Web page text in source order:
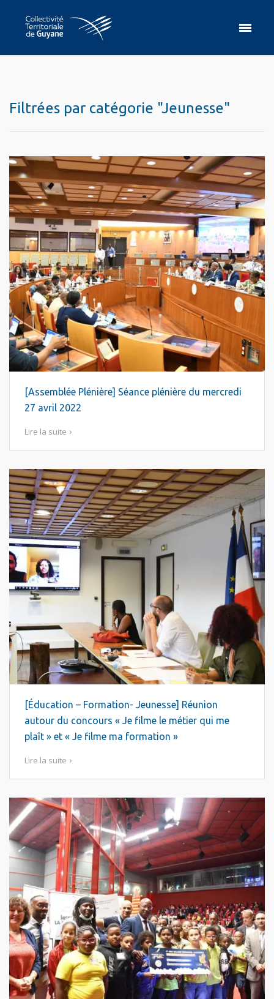
Filtrées par catégorie "Jeunesse"
[Assemblée Plénière] Séance plénière du mercredi
27 avril 2022
Lire la suite
[Éducation – Formation- Jeunesse] Réunion
autour du concours « Je filme le métier qui me
plaît » et « Je filme ma formation »
Lire la suite